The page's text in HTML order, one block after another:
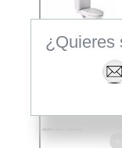
¿Quieres